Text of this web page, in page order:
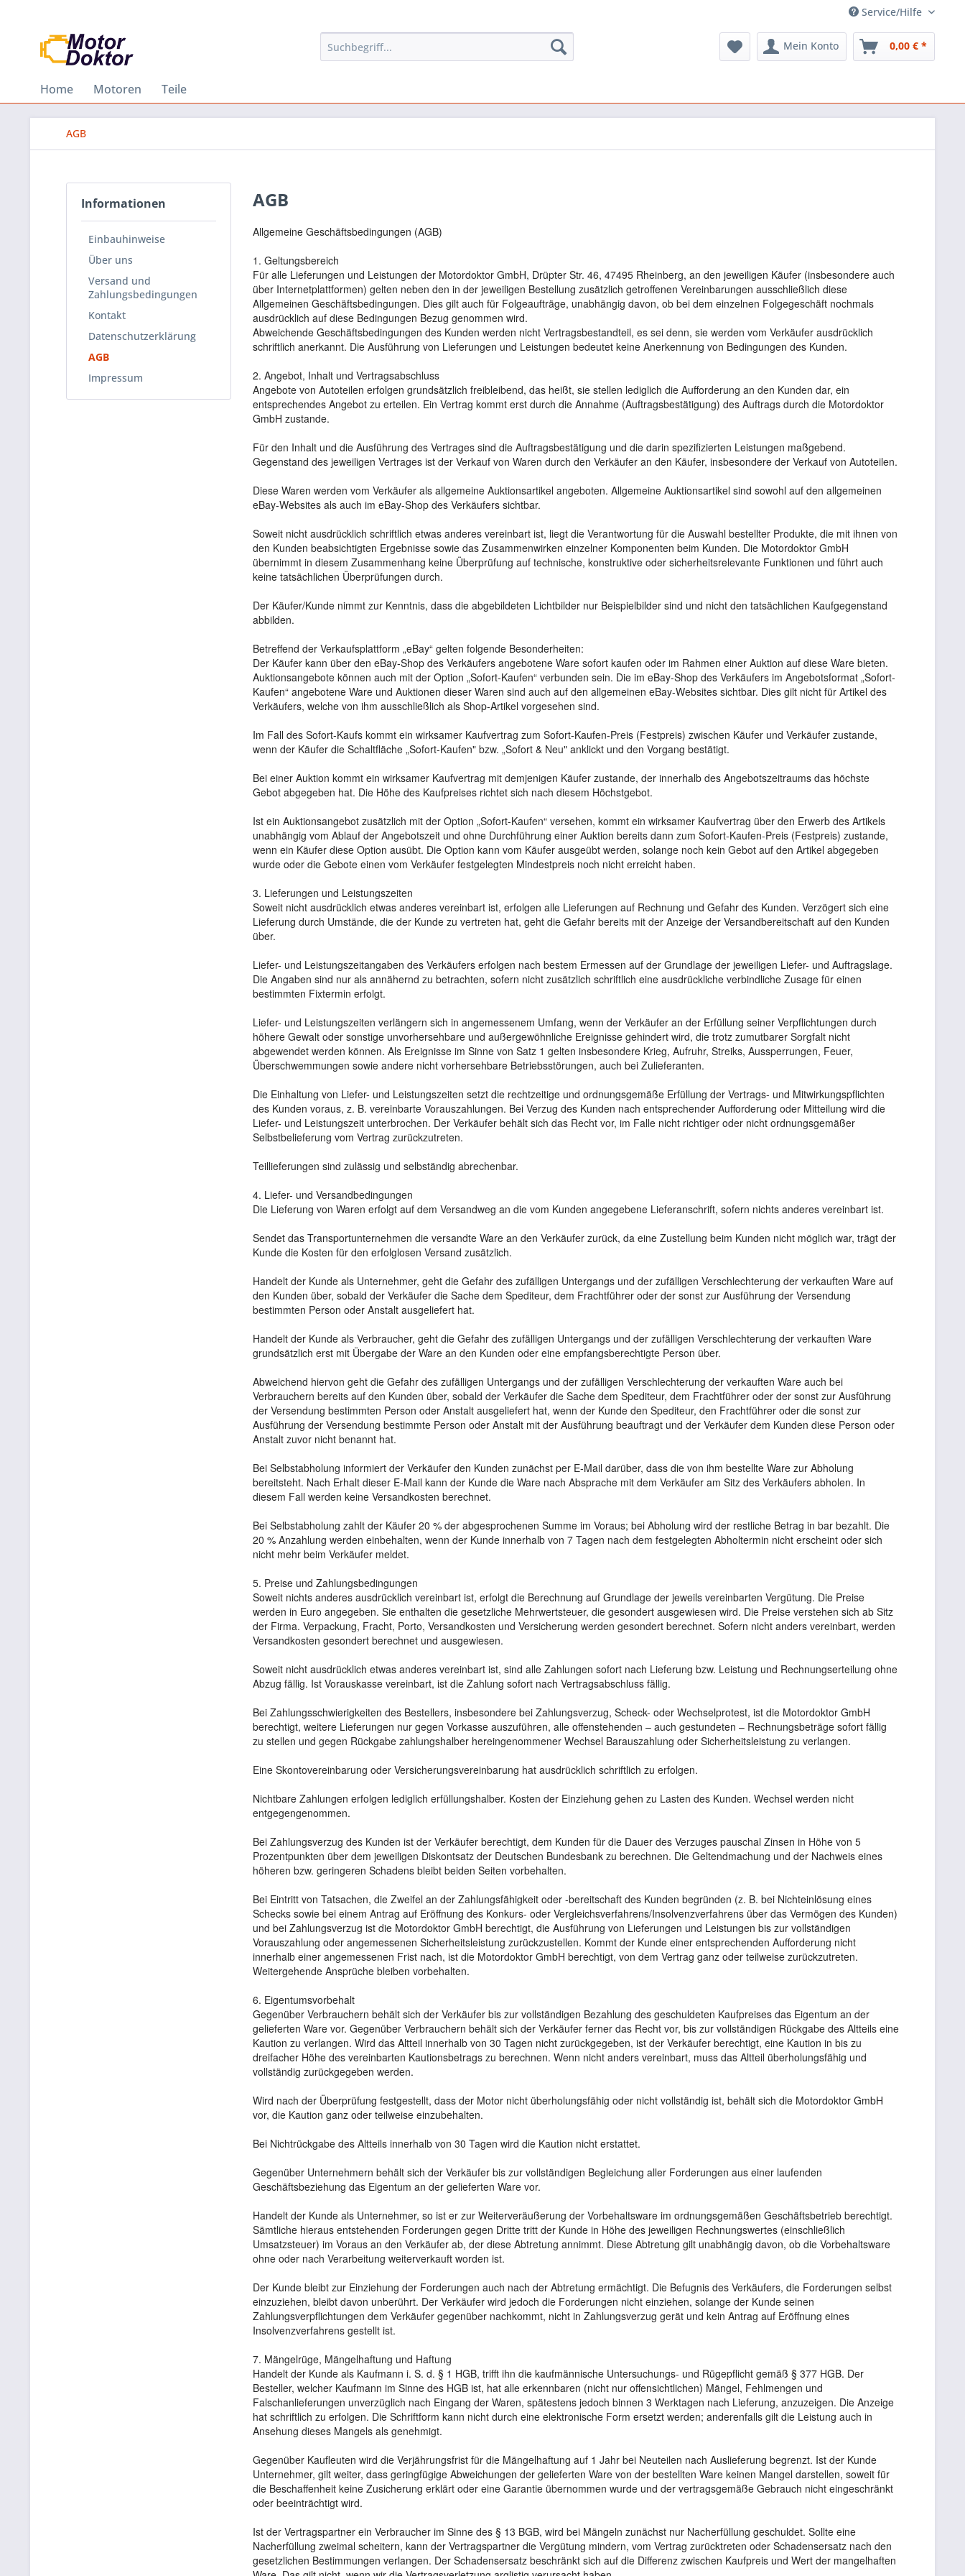
Service/Hilfe
Mein Konto 0,00 € *
Home Motoren Teile
AGB
Informationen
Einbauhinweise
Über uns
Versand und
Zahlungsbedingungen
Kontakt
Datenschutzerklärung
AGB
Impressum
AGB
Allgemeine Geschäftsbedingungen (AGB)
1. Geltungsbereich
Für alle Lieferungen und Leistungen der Motordoktor GmbH, Drüpter Str. 46, 47495 Rheinberg, an den jeweiligen Käufer (insbesondere auch
über Internetplattformen) gelten neben den in der jeweiligen Bestellung zusätzlich getroffenen Vereinbarungen ausschließlich diese
Allgemeinen Geschäftsbedingungen. Dies gilt auch für Folgeaufträge, unabhängig davon, ob bei dem einzelnen Folgegeschäft nochmals
ausdrücklich auf diese Bedingungen Bezug genommen wird.
Abweichende Geschäftsbedingungen des Kunden werden nicht Vertragsbestandteil, es sei denn, sie werden vom Verkäufer ausdrücklich
schriftlich anerkannt. Die Ausführung von Lieferungen und Leistungen bedeutet keine Anerkennung von Bedingungen des Kunden.
2. Angebot, Inhalt und Vertragsabschluss
Angebote von Autoteilen erfolgen grundsätzlich freibleibend, das heißt, sie stellen lediglich die Aufforderung an den Kunden dar, ein
entsprechendes Angebot zu erteilen. Ein Vertrag kommt erst durch die Annahme (Auftragsbestätigung) des Auftrags durch die Motordoktor
GmbH zustande.
Für den Inhalt und die Ausführung des Vertrages sind die Auftragsbestätigung und die darin spezifizierten Leistungen maßgebend.
Gegenstand des jeweiligen Vertrages ist der Verkauf von Waren durch den Verkäufer an den Käufer, insbesondere der Verkauf von Autoteilen.
Diese Waren werden vom Verkäufer als allgemeine Auktionsartikel angeboten. Allgemeine Auktionsartikel sind sowohl auf den allgemeinen
eBay-Websites als auch im eBay-Shop des Verkäufers sichtbar.
Soweit nicht ausdrücklich schriftlich etwas anderes vereinbart ist, liegt die Verantwortung für die Auswahl bestellter Produkte, die mit ihnen von
den Kunden beabsichtigten Ergebnisse sowie das Zusammenwirken einzelner Komponenten beim Kunden. Die Motordoktor GmbH
übernimmt in diesem Zusammenhang keine Überprüfung auf technische, konstruktive oder sicherheitsrelevante Funktionen und führt auch
keine tatsächlichen Überprüfungen durch.
Der Käufer/Kunde nimmt zur Kenntnis, dass die abgebildeten Lichtbilder nur Beispielbilder sind und nicht den tatsächlichen Kaufgegenstand
abbilden.
Betreffend der Verkaufsplattform „eBay“ gelten folgende Besonderheiten:
Der Käufer kann über den eBay-Shop des Verkäufers angebotene Ware sofort kaufen oder im Rahmen einer Auktion auf diese Ware bieten.
Auktionsangebote können auch mit der Option „Sofort-Kaufen“ verbunden sein. Die im eBay-Shop des Verkäufers im Angebotsformat „Sofort-
Kaufen“ angebotene Ware und Auktionen dieser Waren sind auch auf den allgemeinen eBay-Websites sichtbar. Dies gilt nicht für Artikel des
Verkäufers, welche von ihm ausschließlich als Shop-Artikel vorgesehen sind.
Im Fall des Sofort-Kaufs kommt ein wirksamer Kaufvertrag zum Sofort-Kaufen-Preis (Festpreis) zwischen Käufer und Verkäufer zustande,
wenn der Käufer die Schaltfläche „Sofort-Kaufen" bzw. „Sofort & Neu" anklickt und den Vorgang bestätigt.
Bei einer Auktion kommt ein wirksamer Kaufvertrag mit demjenigen Käufer zustande, der innerhalb des Angebotszeitraums das höchste
Gebot abgegeben hat. Die Höhe des Kaufpreises richtet sich nach diesem Höchstgebot.
Ist ein Auktionsangebot zusätzlich mit der Option „Sofort-Kaufen“ versehen, kommt ein wirksamer Kaufvertrag über den Erwerb des Artikels
unabhängig vom Ablauf der Angebotszeit und ohne Durchführung einer Auktion bereits dann zum Sofort-Kaufen-Preis (Festpreis) zustande,
wenn ein Käufer diese Option ausübt. Die Option kann vom Käufer ausgeübt werden, solange noch kein Gebot auf den Artikel abgegeben
wurde oder die Gebote einen vom Verkäufer festgelegten Mindestpreis noch nicht erreicht haben.
3. Lieferungen und Leistungszeiten
Soweit nicht ausdrücklich etwas anderes vereinbart ist, erfolgen alle Lieferungen auf Rechnung und Gefahr des Kunden. Verzögert sich eine
Lieferung durch Umstände, die der Kunde zu vertreten hat, geht die Gefahr bereits mit der Anzeige der Versandbereitschaft auf den Kunden
über.
Liefer- und Leistungszeitangaben des Verkäufers erfolgen nach bestem Ermessen auf der Grundlage der jeweiligen Liefer- und Auftragslage.
Die Angaben sind nur als annähernd zu betrachten, sofern nicht zusätzlich schriftlich eine ausdrückliche verbindliche Zusage für einen
bestimmten Fixtermin erfolgt.
Liefer- und Leistungszeiten verlängern sich in angemessenem Umfang, wenn der Verkäufer an der Erfüllung seiner Verpflichtungen durch
höhere Gewalt oder sonstige unvorhersehbare und außergewöhnliche Ereignisse gehindert wird, die trotz zumutbarer Sorgfalt nicht
abgewendet werden können. Als Ereignisse im Sinne von Satz 1 gelten insbesondere Krieg, Aufruhr, Streiks, Aussperrungen, Feuer,
Überschwemmungen sowie andere nicht vorhersehbare Betriebsstörungen, auch bei Zulieferanten.
Die Einhaltung von Liefer- und Leistungszeiten setzt die rechtzeitige und ordnungsgemäße Erfüllung der Vertrags- und Mitwirkungspflichten
des Kunden voraus, z. B. vereinbarte Vorauszahlungen. Bei Verzug des Kunden nach entsprechender Aufforderung oder Mitteilung wird die
Liefer- und Leistungszeit unterbrochen. Der Verkäufer behält sich das Recht vor, im Falle nicht richtiger oder nicht ordnungsgemäßer
Selbstbelieferung vom Vertrag zurückzutreten.
Teillieferungen sind zulässig und selbständig abrechenbar.
4. Liefer- und Versandbedingungen
Die Lieferung von Waren erfolgt auf dem Versandweg an die vom Kunden angegebene Lieferanschrift, sofern nichts anderes vereinbart ist.
Sendet das Transportunternehmen die versandte Ware an den Verkäufer zurück, da eine Zustellung beim Kunden nicht möglich war, trägt der
Kunde die Kosten für den erfolglosen Versand zusätzlich.
Handelt der Kunde als Unternehmer, geht die Gefahr des zufälligen Untergangs und der zufälligen Verschlechterung der verkauften Ware auf
den Kunden über, sobald der Verkäufer die Sache dem Spediteur, dem Frachtführer oder der sonst zur Ausführung der Versendung
bestimmten Person oder Anstalt ausgeliefert hat.
Handelt der Kunde als Verbraucher, geht die Gefahr des zufälligen Untergangs und der zufälligen Verschlechterung der verkauften Ware
grundsätzlich erst mit Übergabe der Ware an den Kunden oder eine empfangsberechtigte Person über.
Abweichend hiervon geht die Gefahr des zufälligen Untergangs und der zufälligen Verschlechterung der verkauften Ware auch bei
Verbrauchern bereits auf den Kunden über, sobald der Verkäufer die Sache dem Spediteur, dem Frachtführer oder der sonst zur Ausführung
der Versendung bestimmten Person oder Anstalt ausgeliefert hat, wenn der Kunde den Spediteur, den Frachtführer oder die sonst zur
Ausführung der Versendung bestimmte Person oder Anstalt mit der Ausführung beauftragt und der Verkäufer dem Kunden diese Person oder
Anstalt zuvor nicht benannt hat.
Bei Selbstabholung informiert der Verkäufer den Kunden zunächst per E-Mail darüber, dass die von ihm bestellte Ware zur Abholung
bereitsteht. Nach Erhalt dieser E-Mail kann der Kunde die Ware nach Absprache mit dem Verkäufer am Sitz des Verkäufers abholen. In
diesem Fall werden keine Versandkosten berechnet.
Bei Selbstabholung zahlt der Käufer 20 % der abgesprochenen Summe im Voraus; bei Abholung wird der restliche Betrag in bar bezahlt. Die
20 % Anzahlung werden einbehalten, wenn der Kunde innerhalb von 7 Tagen nach dem festgelegten Abholtermin nicht erscheint oder sich
nicht mehr beim Verkäufer meldet.
5. Preise und Zahlungsbedingungen
Soweit nichts anderes ausdrücklich vereinbart ist, erfolgt die Berechnung auf Grundlage der jeweils vereinbarten Vergütung. Die Preise
werden in Euro angegeben. Sie enthalten die gesetzliche Mehrwertsteuer, die gesondert ausgewiesen wird. Die Preise verstehen sich ab Sitz
der Firma. Verpackung, Fracht, Porto, Versandkosten und Versicherung werden gesondert berechnet. Sofern nicht anders vereinbart, werden
Versandkosten gesondert berechnet und ausgewiesen.
Soweit nicht ausdrücklich etwas anderes vereinbart ist, sind alle Zahlungen sofort nach Lieferung bzw. Leistung und Rechnungserteilung ohne
Abzug fällig. Ist Vorauskasse vereinbart, ist die Zahlung sofort nach Vertragsabschluss fällig.
Bei Zahlungsschwierigkeiten des Bestellers, insbesondere bei Zahlungsverzug, Scheck- oder Wechselprotest, ist die Motordoktor GmbH
berechtigt, weitere Lieferungen nur gegen Vorkasse auszuführen, alle offenstehenden – auch gestundeten – Rechnungsbeträge sofort fällig
zu stellen und gegen Rückgabe zahlungshalber hereingenommener Wechsel Barauszahlung oder Sicherheitsleistung zu verlangen.
Eine Skontovereinbarung oder Versicherungsvereinbarung hat ausdrücklich schriftlich zu erfolgen.
Nichtbare Zahlungen erfolgen lediglich erfüllungshalber. Kosten der Einziehung gehen zu Lasten des Kunden. Wechsel werden nicht
entgegengenommen.
Bei Zahlungsverzug des Kunden ist der Verkäufer berechtigt, dem Kunden für die Dauer des Verzuges pauschal Zinsen in Höhe von 5
Prozentpunkten über dem jeweiligen Diskontsatz der Deutschen Bundesbank zu berechnen. Die Geltendmachung und der Nachweis eines
höheren bzw. geringeren Schadens bleibt beiden Seiten vorbehalten.
Bei Eintritt von Tatsachen, die Zweifel an der Zahlungsfähigkeit oder -bereitschaft des Kunden begründen (z. B. bei Nichteinlösung eines
Schecks sowie bei einem Antrag auf Eröffnung des Konkurs- oder Vergleichsverfahrens/Insolvenzverfahrens über das Vermögen des Kunden)
und bei Zahlungsverzug ist die Motordoktor GmbH berechtigt, die Ausführung von Lieferungen und Leistungen bis zur vollständigen
Vorauszahlung oder angemessenen Sicherheitsleistung zurückzustellen. Kommt der Kunde einer entsprechenden Aufforderung nicht
innerhalb einer angemessenen Frist nach, ist die Motordoktor GmbH berechtigt, von dem Vertrag ganz oder teilweise zurückzutreten.
Weitergehende Ansprüche bleiben vorbehalten.
6. Eigentumsvorbehalt
Gegenüber Verbrauchern behält sich der Verkäufer bis zur vollständigen Bezahlung des geschuldeten Kaufpreises das Eigentum an der
gelieferten Ware vor. Gegenüber Verbrauchern behält sich der Verkäufer ferner das Recht vor, bis zur vollständigen Rückgabe des Altteils eine
Kaution zu verlangen. Wird das Altteil innerhalb von 30 Tagen nicht zurückgegeben, ist der Verkäufer berechtigt, eine Kaution in bis zu
dreifacher Höhe des vereinbarten Kautionsbetrags zu berechnen. Wenn nicht anders vereinbart, muss das Altteil überholungsfähig und
vollständig zurückgegeben werden.
Wird nach der Überprüfung festgestellt, dass der Motor nicht überholungsfähig oder nicht vollständig ist, behält sich die Motordoktor GmbH
vor, die Kaution ganz oder teilweise einzubehalten.
Bei Nichtrückgabe des Altteils innerhalb von 30 Tagen wird die Kaution nicht erstattet.
Gegenüber Unternehmern behält sich der Verkäufer bis zur vollständigen Begleichung aller Forderungen aus einer laufenden
Geschäftsbeziehung das Eigentum an der gelieferten Ware vor.
Handelt der Kunde als Unternehmer, so ist er zur Weiterveräußerung der Vorbehaltsware im ordnungsgemäßen Geschäftsbetrieb berechtigt.
Sämtliche hieraus entstehenden Forderungen gegen Dritte tritt der Kunde in Höhe des jeweiligen Rechnungswertes (einschließlich
Umsatzsteuer) im Voraus an den Verkäufer ab, der diese Abtretung annimmt. Diese Abtretung gilt unabhängig davon, ob die Vorbehaltsware
ohne oder nach Verarbeitung weiterverkauft worden ist.
Der Kunde bleibt zur Einziehung der Forderungen auch nach der Abtretung ermächtigt. Die Befugnis des Verkäufers, die Forderungen selbst
einzuziehen, bleibt davon unberührt. Der Verkäufer wird jedoch die Forderungen nicht einziehen, solange der Kunde seinen
Zahlungsverpflichtungen dem Verkäufer gegenüber nachkommt, nicht in Zahlungsverzug gerät und kein Antrag auf Eröffnung eines
Insolvenzverfahrens gestellt ist.
7. Mängelrüge, Mängelhaftung und Haftung
Handelt der Kunde als Kaufmann i. S. d. § 1 HGB, trifft ihn die kaufmännische Untersuchungs- und Rügepflicht gemäß § 377 HGB. Der
Besteller, welcher Kaufmann im Sinne des HGB ist, hat alle erkennbaren (nicht nur offensichtlichen) Mängel, Fehlmengen und
Falschanlieferungen unverzüglich nach Eingang der Waren, spätestens jedoch binnen 3 Werktagen nach Lieferung, anzuzeigen. Die Anzeige
hat schriftlich zu erfolgen. Die Schriftform kann nicht durch eine elektronische Form ersetzt werden; anderenfalls gilt die Leistung auch in
Ansehung dieses Mangels als genehmigt.
Gegenüber Kaufleuten wird die Verjährungsfrist für die Mängelhaftung auf 1 Jahr bei Neuteilen nach Auslieferung begrenzt. Ist der Kunde
Unternehmer, gilt weiter, dass geringfügige Abweichungen der gelieferten Ware von der bestellten Ware keinen Mangel darstellen, soweit für
die Beschaffenheit keine Zusicherung erklärt oder eine Garantie übernommen wurde und der vertragsgemäße Gebrauch nicht eingeschränkt
oder beeinträchtigt wird.
Ist der Vertragspartner ein Verbraucher im Sinne des § 13 BGB, wird bei Mängeln zunächst nur Nacherfüllung geschuldet. Sollte eine
Nacherfüllung zweimal scheitern, kann der Vertragspartner die Vergütung mindern, vom Vertrag zurücktreten oder Schadensersatz nach den
gesetzlichen Bestimmungen verlangen. Der Schadensersatz beschränkt sich auf die Differenz zwischen Kaufpreis und Wert der mangelhaften